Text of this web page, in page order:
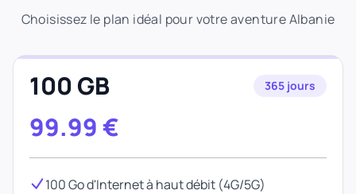
Choisissez le plan idéal pour votre aventure Albanie
100 GB 365 jours
99.99 €
100 Go d'Internet à haut débit (4G/5G)